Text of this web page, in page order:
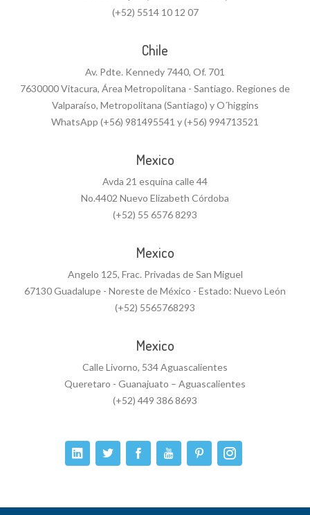
(+52) 5514 10 12 07
Chile
Av. Pdte. Kennedy 7440, Of. 701
7630000 Vitacura, Área Metropolitana - Santiago. Regiones de
Valparaíso, Metropolitana (Santiago) y O´higgins
WhatsApp (+56) 981495541 y (+56) 994713521
Mexico
Avda 21 esquina calle 44
No.4402 Nuevo Elizabeth Córdoba
(+52) 55 6576 8293
Mexico
Angelo 125, Frac. Privadas de San Miguel
67130 Guadalupe - Noreste de México - Estado: Nuevo León
(+52) 5565768293
Mexico
Calle Livorno, 534 Aguascalientes
Queretaro - Guanajuato – Aguascalientes
(+52) 449 386 8693